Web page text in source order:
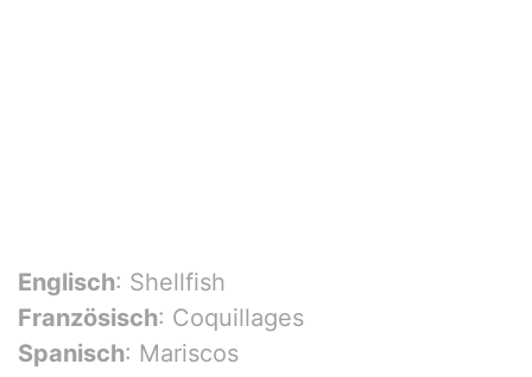
Englisch: Shellfish
Französisch: Coquillages
Spanisch: Mariscos